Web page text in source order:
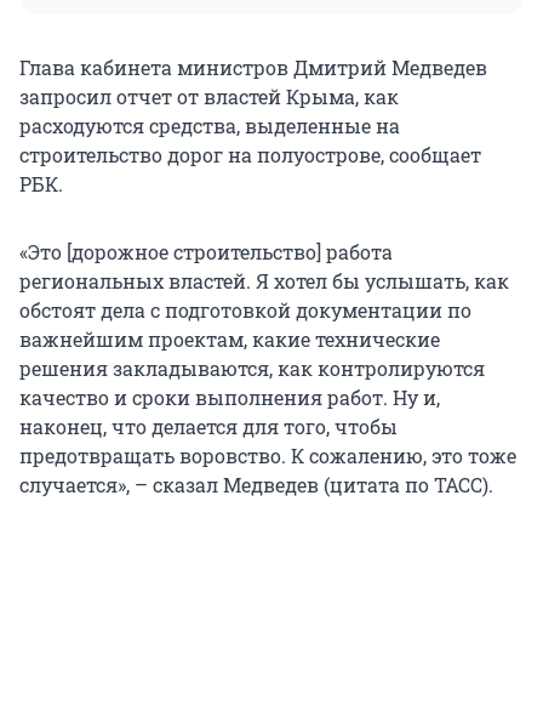
Глава кабинета министров Дмитрий Медведев
запросил отчет от властей Крыма, как
расходуются средства, выделенные на
строительство дорог на полуострове, сообщает
РБК.
«Это [дорожное строительство] работа
региональных властей. Я хотел бы услышать, как
обстоят дела с подготовкой документации по
важнейшим проектам, какие технические
решения закладываются, как контролируются
качество и сроки выполнения работ. Ну и,
наконец, что делается для того, чтобы
предотвращать воровство. К сожалению, это тоже
случается», – сказал Медведев (цитата по ТАСС).